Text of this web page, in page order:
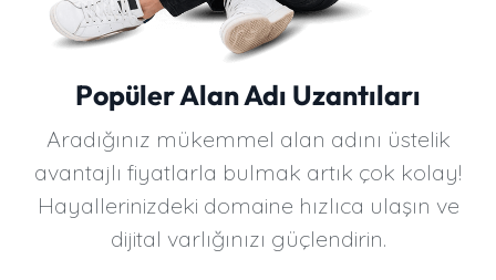
Popüler Alan Adı Uzantıları
Aradığınız mükemmel alan adını üstelik
avantajlı fiyatlarla bulmak artık çok kolay!
Hayallerinizdeki domaine hızlıca ulaşın ve
dijital varlığınızı güçlendirin.